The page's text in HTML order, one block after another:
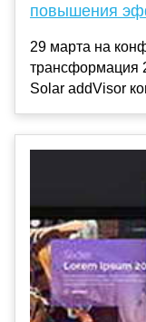
повышения
29 марта на
трансформация
Solar addVisor